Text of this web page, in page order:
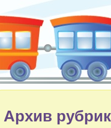
Архив